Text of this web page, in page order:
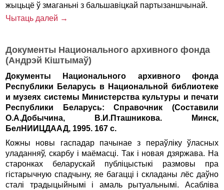
жыцьцё ў змаганьнi з бальшавiцкай партызаншчынай.
Чытаць далей →
Документы Национального архивного фонда
(Андрэй Кiштымаў)
Документы Национального архивного фонда
Республики Беларусь в Национальной библиотеке
и музеях системы Министерства культуры и печати
Республики Беларусь: Справочник (Составили
О.А.Добычина, В.И.Пташникова. Минск,
БелНИИЦДААД, 1995. 167 c.
Кожны новы гаспадар пачынае з пераўлiку ўласных
уладанняў, скарбу i маёмасцi. Так i новая дзяржава. На
старонках беларускай публiцыстыкi размовы пра
гiстарычную спадчыну, яе багаццi i складаны лёс даўно
сталi традыцыйнымi i амаль рытуальнымi. Асаблiва